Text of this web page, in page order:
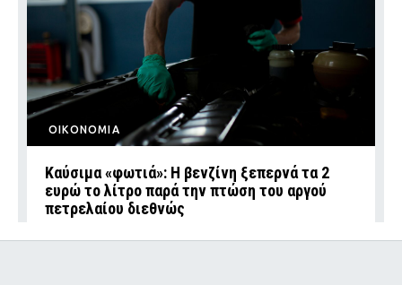
ΟΙΚΟΝΟΜΙΑ
Καύσιμα «φωτιά»: Η βενζίνη ξεπερνά τα 2
ευρώ το λίτρο παρά την πτώση του αργού
πετρελαίου διεθνώς